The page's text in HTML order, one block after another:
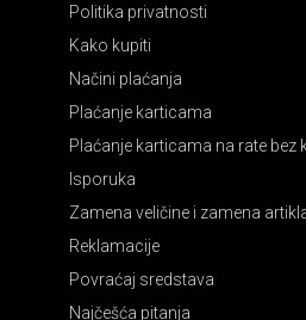
Politika privatnosti
Kako kupiti
Načini plaćanja
Plaćanje karticama
Plaćanje karticama na rate bez
Isporuka
Zamena veličine i zamena
Reklamacije
Povraćaj sredstava
Najčešća pitanja